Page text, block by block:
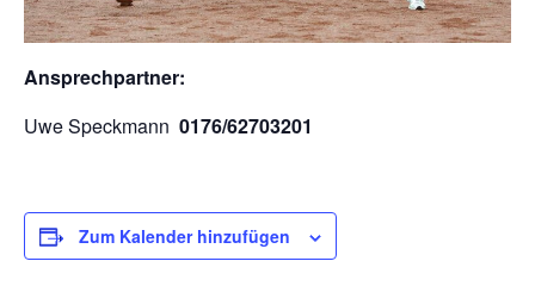
Ansprechpartner:
Uwe Speckmann 0176/62703201
Zum Kalender hinzufügen